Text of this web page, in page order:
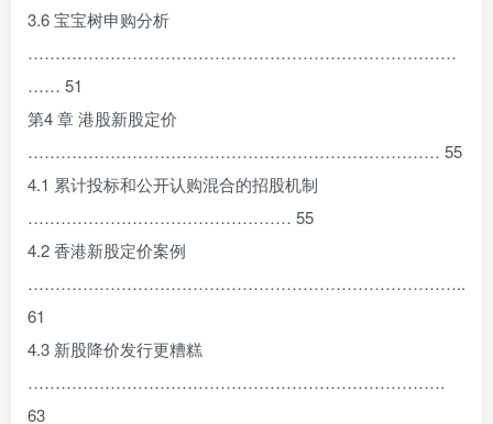
3.6 宝宝树申购分析
……………………………………………………………………
…… 51
第4 章 港股新股定价
………………………………………………………………… 55
4.1 累计投标和公开认购混合的招股机制
………………………………………… 55
4.2 香港新股定价案例
……………………………………………………………………..
61
4.3 新股降价发行更糟糕
………………………………………………………………….
63